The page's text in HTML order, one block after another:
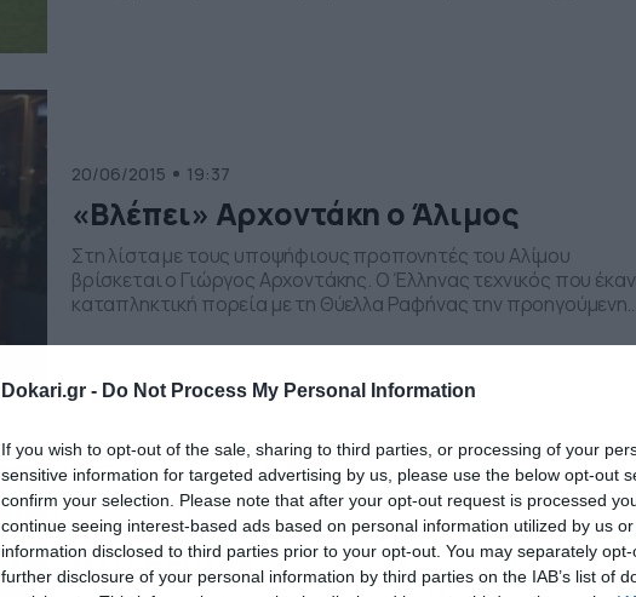
Dokari.gr - Do Not Process My Personal Information
If you wish to opt-out of the sale, sharing to third parties, or processing of your
sensitive information for targeted advertising by us, please use the below opt-out
confirm your selection. Please note that after your opt-out request is processed
continue seeing interest-based ads based on personal information utilized by us
information disclosed to third parties prior to your opt-out. You may separately
further disclosure of your personal information by third parties on the IAB’s list of
20/06/2015 19:37
«Βλέπει» Αρχοντάκη ο Άλιμος
Στη λίστα με τους υποψήφιους προπονητές του Αλίμου
βρίσκεται ο Γιώργος Αρχοντάκης. Ο Έλληνας τεχνικός που
καταπληκτική πορεία με τη Θύελλα Ραφήνας την προηγούμενη
διαπρέψει με τις ομάδες της Ανατολικής Αττικής, καθώς
έργο στον Αστέρα Βάρης κατακτώντας και κούπα, αλλά και στη
Θύελλα […]
07/04/2015 20:28
Άλιμος: Στην προπόνηση ο
Ηλιόπουλος